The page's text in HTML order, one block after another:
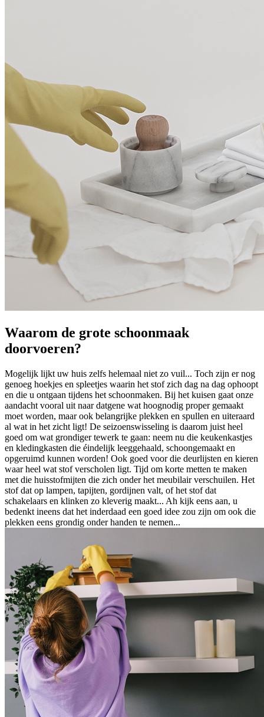
Waarom de grote schoonmaak
doorvoeren?
Mogelijk lijkt uw huis zelfs helemaal niet zo vuil... Toch zijn er nog
genoeg hoekjes en spleetjes waarin het stof zich dag na dag ophoopt
en die u ontgaan tijdens het schoonmaken. Bij het kuisen gaat onze
aandacht vooral uit naar datgene wat hoognodig proper gemaakt
moet worden, maar ook belangrijke plekken en spullen en uiteraard
al wat in het zicht ligt! De seizoenswisseling is daarom juist heel
goed om wat grondiger tewerk te gaan: neem nu die keukenkastjes
en kledingkasten die éindelijk leeggehaald, schoongemaakt en
opgeruimd kunnen worden! Ook goed voor die deurlijsten en kieren
waar heel wat stof verscholen ligt. Tijd om korte metten te maken
met die huisstofmijten die zich onder het meubilair verschuilen. Het
stof dat op lampen, tapijten, gordijnen valt, of het stof dat
schakelaars en klinken zo kleverig maakt... Ah kijk eens aan, u
bedenkt ineens dat het inderdaad een goed idee zou zijn om ook die
plekken eens grondig onder handen te nemen...